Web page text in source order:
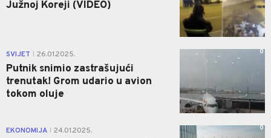
Južnoj Koreji (VIDEO)
SVIJET 26.01.2025.
Putnik snimio zastrašujući
trenutak! Grom udario u avion
tokom oluje
0
EKONOMIJA 24.01.2025. 0